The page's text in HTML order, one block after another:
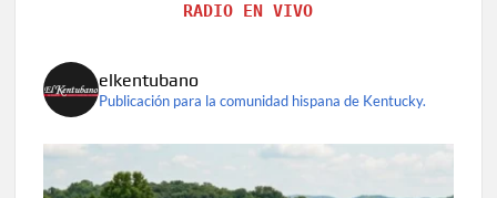
RADIO EN VIVO
elkentubano
Publicación para la comunidad hispana de Kentucky.